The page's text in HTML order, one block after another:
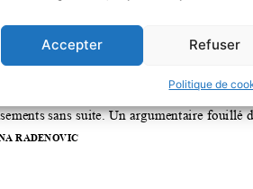
Accepter Refuser
Politique de